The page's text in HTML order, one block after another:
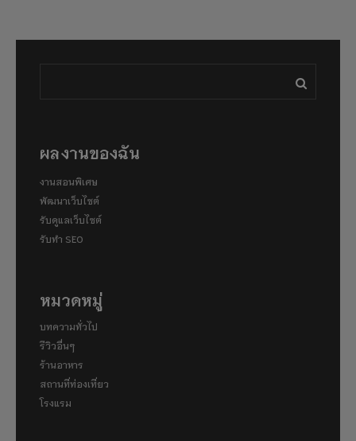
ผลงานของฉัน
งานสอนพิเศษ
พัฒนาเว็บไซต์
รับดูแลเว็บไซต์
รับทำ SEO
หมวดหมู่
บทความทั่วไป
รีวิวอื่นๆ
ร้านอาหาร
สถานที่ท่องเที่ยว
โรงแรม